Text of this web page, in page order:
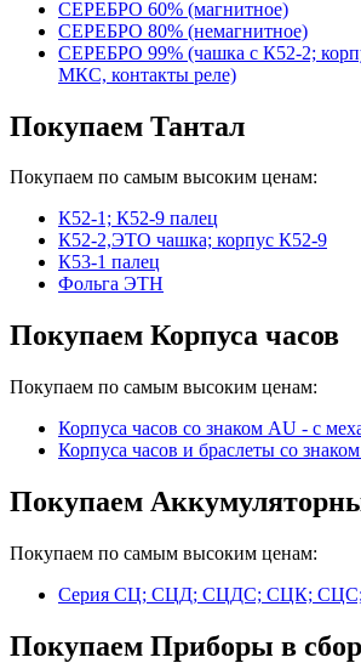
СЕРЕБРО 60% (магнитное)
СЕРЕБРО 80% (немагнитное)
СЕРЕБРО 99% (чашка с К52-2;
МКС, контакты реле)
Покупаем Тантал
Покупаем по самым высоким ценам:
К52-1; К52-9 палец
К52-2,ЭТО чашка; корпус К52-9
К53-1 палец
Фольга ЭТН
Покупаем Корпуса часов
Покупаем по самым высоким ценам:
Корпуса часов cо знаком AU - с
Корпуса часов и браслеты со
Покупаем
Покупаем по самым высоким ценам:
Серия СЦ; СЦД; СЦДС; СЦК;
Покупаем Приборы в